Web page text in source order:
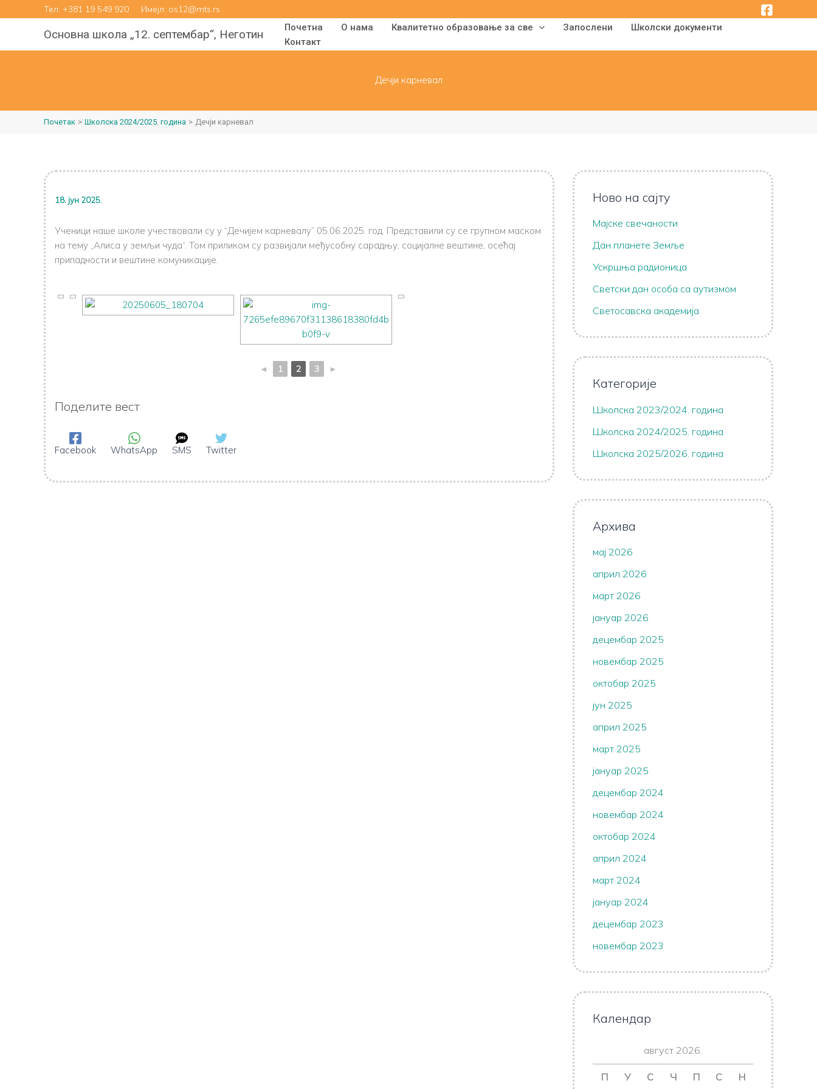
на
Тел: +381 19 549 920 Имејл: os12@mts.rs
Основна школа „12. септембар“, Неготин
Почетна О нама Квалитетно образовање за све Запослени
Школски документи
Контакт
Дечји карневал
Почетак Школска 2024/2025. година Дечји карневал
18. јун 2025.
Ученици наше школе учествовали су у “Дечијем карневалу” 05.06.2025. год. Представили су се групном маском
на тему „Алиса у земљи чуда“. Том приликом су развијали међусобну сарадњу, социјалне вештине, осећај
припадности и вештине комуникације.
◄ 1 2 3 ►
Поделите вест
Facebook WhatsApp SMS Twitter
Ново на сајту
Мајске свечаности
Дан планете Земље
Ускршња радионица
Светски дан особа са аутизмом
Светосавска академија
Категорије
Школска 2023/2024. година
Школска 2024/2025. година
Школска 2025/2026. година
Архива
мај 2026
април 2026
март 2026
јануар 2026
децембар 2025
новембар 2025
октобар 2025
јун 2025
април 2025
март 2025
јануар 2025
децембар 2024
новембар 2024
октобар 2024
април 2024
март 2024
јануар 2024
децембар 2023
новембар 2023
Календар
август 2026.
П У С Ч П С Н